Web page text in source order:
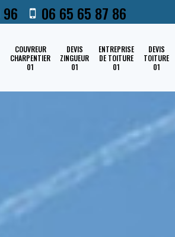
06 65 65 87 86
COUVREUR
CHARPENTIER
01
DEVIS
ZINGUEUR
01
ENTREPRISE
DE TOITURE
01
DEVIS
TOITURE
01